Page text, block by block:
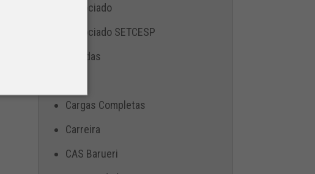
Associado
Associado SETCESP
Bebidas
Cargas Completas
Carreira
CAS Barueri